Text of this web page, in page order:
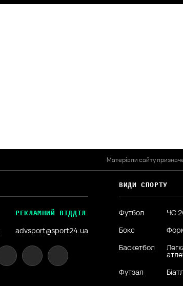
Матеріали сайту
РЕКЛАМНИЙ ВІДДІЛ
advsport@sport24.ua
ВИДИ СПОРТУ
Футбол ЧС
Бокс
Баскетбол
Футзал